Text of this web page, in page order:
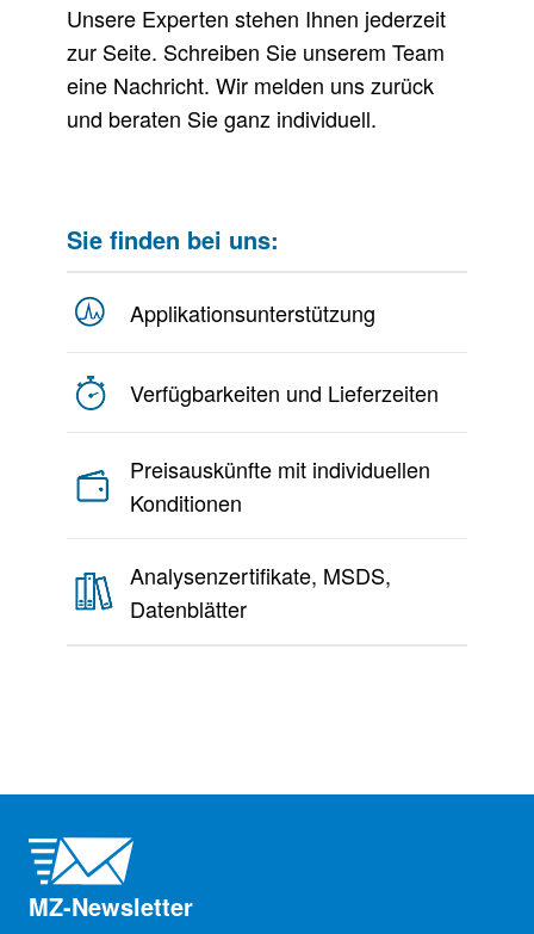
Unsere Experten stehen Ihnen jederzeit
zur Seite. Schreiben Sie unserem Team
eine Nachricht. Wir melden uns zurück
und beraten Sie ganz individuell.
Sie finden bei uns:
Applikationsunterstützung
Verfügbarkeiten und Lieferzeiten
Preisauskünfte mit individuellen
Konditionen
Analysenzertifikate, MSDS,
Datenblätter
MZ-Newsletter